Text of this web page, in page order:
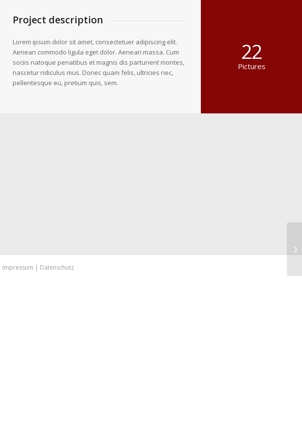
Project description
Lorem ipsum dolor sit amet, consectetuer adipiscing elit.
Aenean commodo ligula eget dolor. Aenean massa. Cum
sociis natoque penatibus et magnis dis parturient montes,
nascetur ridiculus mus. Donec quam felis, ultricies nec,
pellentesque eu, pretium quis, sem.
22
Pictures
Impressum | Datenschutz